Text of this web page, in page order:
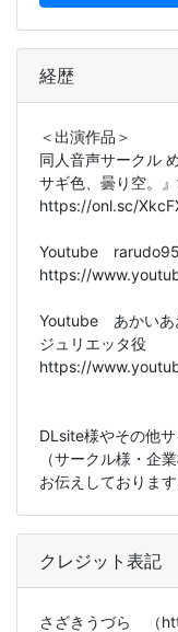
経歴
＜出演作品＞
同人音声サークル
サギ色、曇り空。
https://onl.sc/
Youtube rarudo95
https://
Youtube あかいあ
ジュリエッタ役
https://
DLsite様やその他
（サークル様・企
お伝えしております
クレジット表記
さざきうづら （